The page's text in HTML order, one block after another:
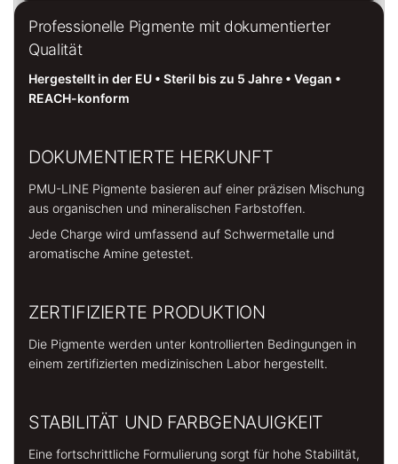
Professionelle Pigmente mit dokumentierter
Qualität
Hergestellt in der EU • Steril bis zu 5 Jahre • Vegan •
REACH-konform
DOKUMENTIERTE HERKUNFT
PMU-LINE Pigmente basieren auf einer präzisen Mischung
aus organischen und mineralischen Farbstoffen.
Jede Charge wird umfassend auf Schwermetalle und
aromatische Amine getestet.
ZERTIFIZIERTE PRODUKTION
Die Pigmente werden unter kontrollierten Bedingungen in
einem zertifizierten medizinischen Labor hergestellt.
STABILITÄT UND FARBGENAUIGKEIT
Eine fortschrittliche Formulierung sorgt für hohe Stabilität,